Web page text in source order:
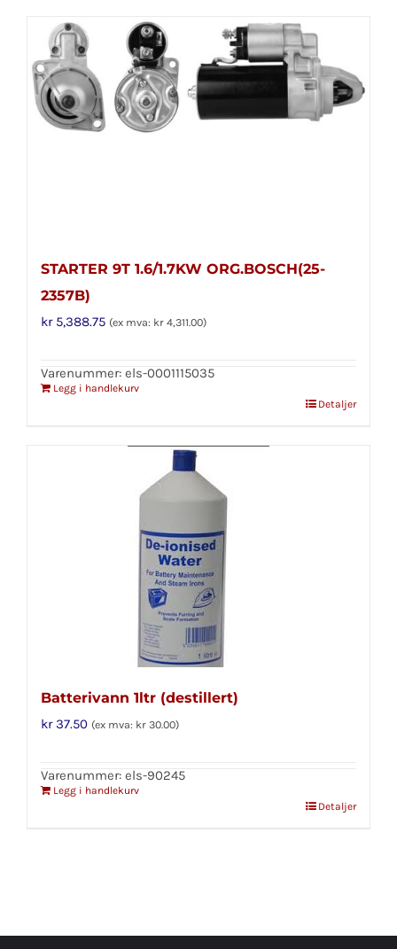
STARTER 9T 1.6/1.7KW ORG.BOSCH(25-
2357B)
kr5,388.75 (ex mva: kr 4,311.00)
Varenummer: els-0001115035
Legg i handlekurv
Detaljer
Batterivann 1ltr (destillert)
kr37.50 (ex mva: kr 30.00)
Varenummer: els-90245
Legg i handlekurv
Detaljer